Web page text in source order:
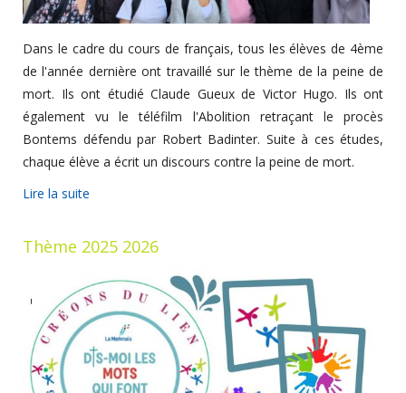
Dans le cadre du cours de français, tous les élèves de 4ème
de l'année dernière ont travaillé sur le thème de la peine de
mort. Ils ont étudié Claude Gueux de Victor Hugo. Ils ont
également vu le téléfilm l'Abolition retraçant le procès
Bontems défendu par Robert Badinter. Suite à ces études,
chaque élève a écrit un discours contre la peine de mort.
Lire la suite
Thème 2025 2026